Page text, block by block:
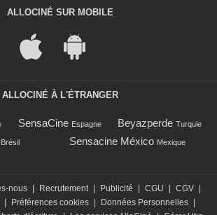
ALLOCINÉ SUR MOBILE
ALLOCINÉ À L'ÉTRANGER
SensaCine Espagne Beyazperde Turquie
Brésil Sensacine México Mexique
nous | Recrutement | Publicité | CGU | CGV |
| Préférences cookies | Données Personnelles |